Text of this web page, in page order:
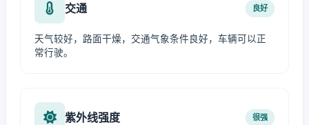
交通 良好
天气较好，路面干燥，交通气象条件良好，车辆可以正
常行驶。
紫外线强度 很强